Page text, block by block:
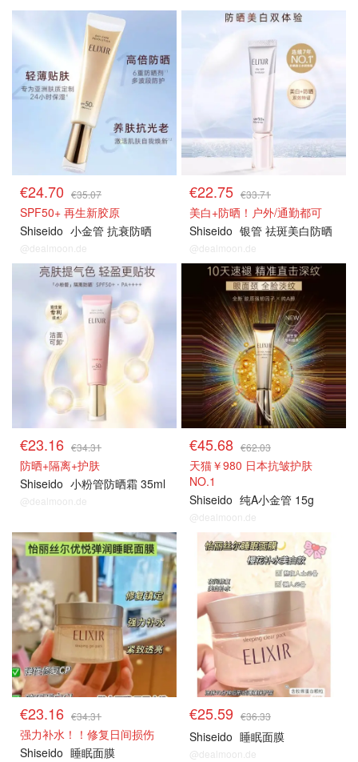
€24.70 €35.07
SPF50+ 再生新胶原
Shiseido 小金管 抗衰防晒
@dealmoon.de
€22.75 €33.71
美白+防晒！户外/通勤都可
Shiseido 银管 祛斑美白防晒
@dealmoon.de
€23.16 €34.31
防晒+隔离+护肤
Shiseido 小粉管防晒霜 35ml
@dealmoon.de
€45.68 €62.03
天猫￥980 日本抗皱护肤
NO.1
Shiseido 纯A小金管 15g
@dealmoon.de
€23.16 €34.31
强力补水！！修复日间损伤
Shiseido 睡眠面膜
€25.59 €36.33
Shiseido 睡眠面膜
@dealmoon.de